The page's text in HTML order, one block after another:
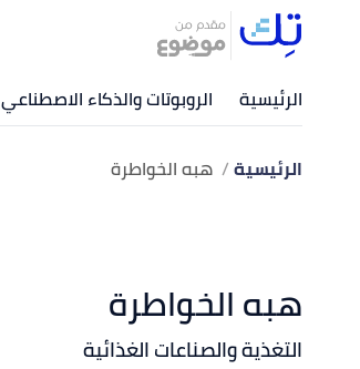
الرئيسية الروبوتات والذكاء الاصطناعي
الرئيسية هبه الخواطرة
هبه الخواطرة
التغذية والصناعات الغذائية